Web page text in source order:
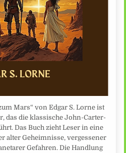
Mars“ von Edgar S. Lorne ist
das die klassische John-Carter-
Das Buch zieht Leser in eine
alter Geheimnisse, vergessener
Gefahren. Die Handlung